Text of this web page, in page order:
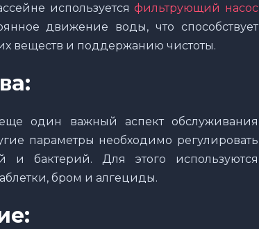
используетсяфильтрующий насос
движение воды, что способствует
веществ и поддержанию чистоты.
один важный аспект обслуживания
параметры необходимо регулировать
и бактерий. Для этого используются
бром и алгециды.